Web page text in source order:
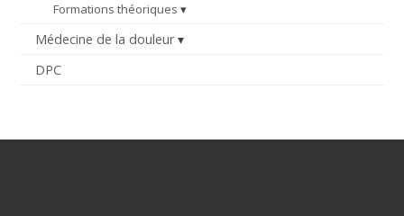
Formations théoriques
Médecine de la douleur
DPC